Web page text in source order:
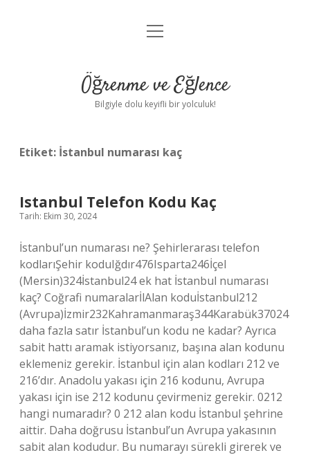
Anasayfa
Yasal Uyarı
menüyü
Öğrenme ve Eğlence
Bilgiyle dolu keyifli bir yolculuk!
Etiket: İstanbul numarası kaç
Istanbul Telefon Kodu Kaç
Tarih: Ekim 30, 2024
İstanbul’un numarası ne? Şehirlerarası telefon
kodlarıŞehir koduIğdır476Isparta246İçel
(Mersin)324İstanbul24 ek hat İstanbul numarası
kaç? Coğrafi numaralarİlAlan koduİstanbul212
(Avrupa)İzmir232Kahramanmaraş344Karabük37024
daha fazla satır İstanbul’un kodu ne kadar? Ayrıca
sabit hattı aramak istiyorsanız, başına alan kodunu
eklemeniz gerekir. İstanbul için alan kodları 212 ve
216’dır. Anadolu yakası için 216 kodunu, Avrupa
yakası için ise 212 kodunu çevirmeniz gerekir. 0212
hangi numaradır? 0 212 alan kodu İstanbul şehrine
aittir. Daha doğrusu İstanbul’un Avrupa yakasının
sabit alan kodudur. Bu numarayı sürekli girerek ve